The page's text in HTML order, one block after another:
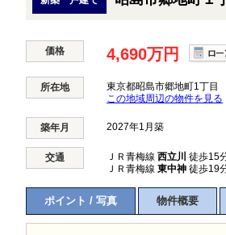
価格 4,690万円
所在地 東京都昭島市郷地町1丁目
この地域周辺の物件を見る
築年月 2027年1月築
交通 ＪＲ青梅線 西立川 徒歩15
ＪＲ青梅線 東中神 徒歩19
ポイント / 写真 物件概要